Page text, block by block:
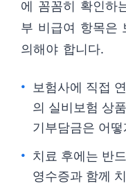
에 꼼꼼히 확인하
부 비급여 항목은
의해야 합니다.
보험사에 직접
의 실비보험 상
기부담금은 어
치료 후에는 반
영수증과 함께